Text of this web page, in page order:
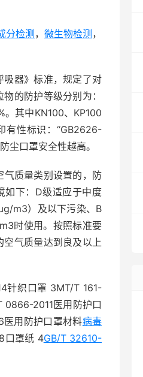
分检测 ， 微生物检测 ，
吸器》标准，规定了对
的防护等级分别为：
其中KN100、KP100
有性标识：“GB2626-
尘口罩安全性越高。
气质量类别设置的，防
如下：D级适应于中度
m3）及以下污染、B
时使用。按照标准要
气质量达到良及以上
针织口罩 3MT/T 161-
0866-2011医用防护口
用防护口罩材料病毒
口罩纸 4GB/T 32610-